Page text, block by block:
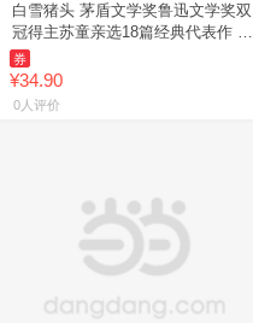
白雪猪头 茅盾文学奖鲁迅文学奖双
冠得主苏童亲选18篇经典代表作 永
恒的香椿树街 挣扎在善恶爱恨间的
小人物众生相 浙江人民
券
¥34.90
0人评价